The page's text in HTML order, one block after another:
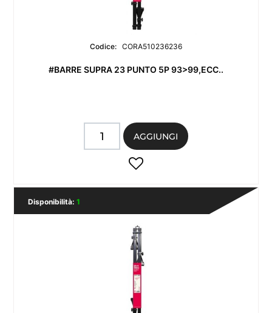
Codice: CORA510236236
#BARRE SUPRA 23 PUNTO 5P 93>99,ECC..
Quantità
AGGIUNGI
Disponibilità: 1